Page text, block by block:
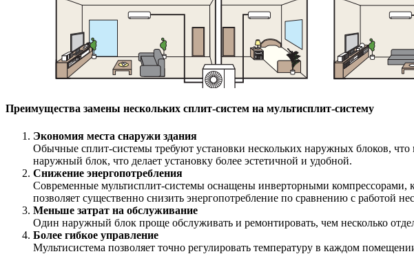
Преимущества замены нескольких сплит-систем на мультисплит-систему
Экономия места снаружи здания
Обычные сплит-системы требуют установки нескольких наружных блоков, что
наружный блок, что делает установку более эстетичной и удобной.
Снижение энергопотребления
Современные мультисплит-системы оснащены инверторными компрессорами,
позволяет существенно снизить энергопотребление по сравнению с работой
Меньше затрат на обслуживание
Один наружный блок проще обслуживать и ремонтировать, чем несколько
Более гибкое управление
Мультисистема позволяет точно регулировать температуру в каждом